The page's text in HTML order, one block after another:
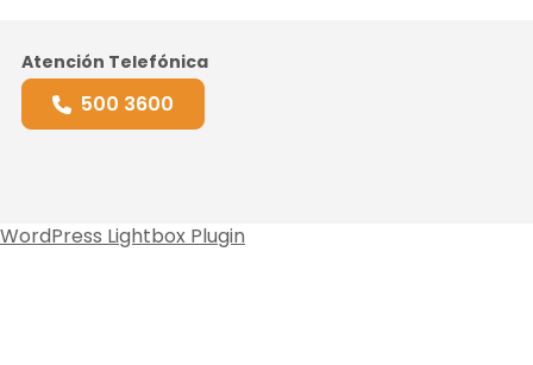
Atención Telefónica
500 3600
WordPress Lightbox Plugin